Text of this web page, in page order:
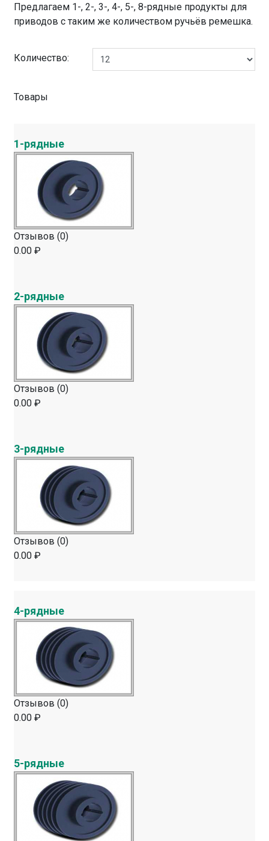
Предлагаем 1-, 2-, 3-, 4-, 5-, 8-рядные продукты для
приводов с таким же количеством ручьёв ремешка.
Количество:
Товары
1-рядные
Отзывов (0)
0.00 ₽
2-рядные
Отзывов (0)
0.00 ₽
3-рядные
Отзывов (0)
0.00 ₽
4-рядные
Отзывов (0)
0.00 ₽
5-рядные